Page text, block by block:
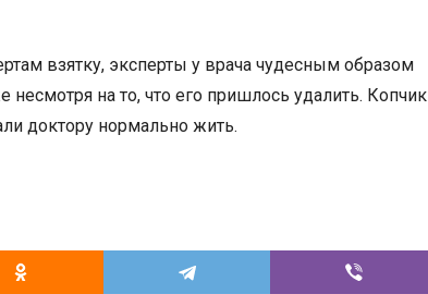
взятку, эксперты у врача чудесным образом
на то, что его пришлось удалить. Копчик
доктору нормально жить.